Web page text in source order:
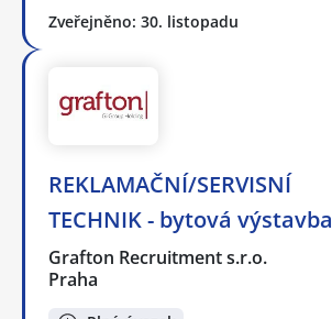
Zveřejněno: 30. listopadu
REKLAMAČNÍ/SERVISNÍ
TECHNIK - bytová výstavba
Grafton Recruitment s.r.o.
Praha